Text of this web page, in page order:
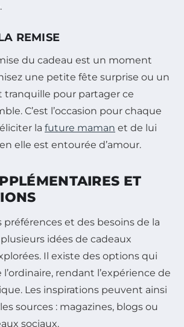
REMISE
du cadeau est un moment
une petite fête surprise ou un
tranquille pour partager ce
C’est l’occasion pour chaque
la future maman et de lui
elle est entourée d’amour.
ET
préférences et des besoins de la
idées de cadeaux
Il existe des options qui
rendant l’expérience de
Les inspirations peuvent ainsi
sources : magazines, blogs ou
sociaux.